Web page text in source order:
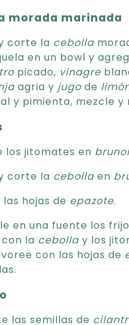
morada marinada
corte la cebolla
en un bowl y
picado, vinagre
agria y jugo de
y pimienta, mezcle y
los jitomates en
corte la cebolla en
las hojas de epazote.
en una fuente los
la cebolla y los
con las hojas de
las semillas de